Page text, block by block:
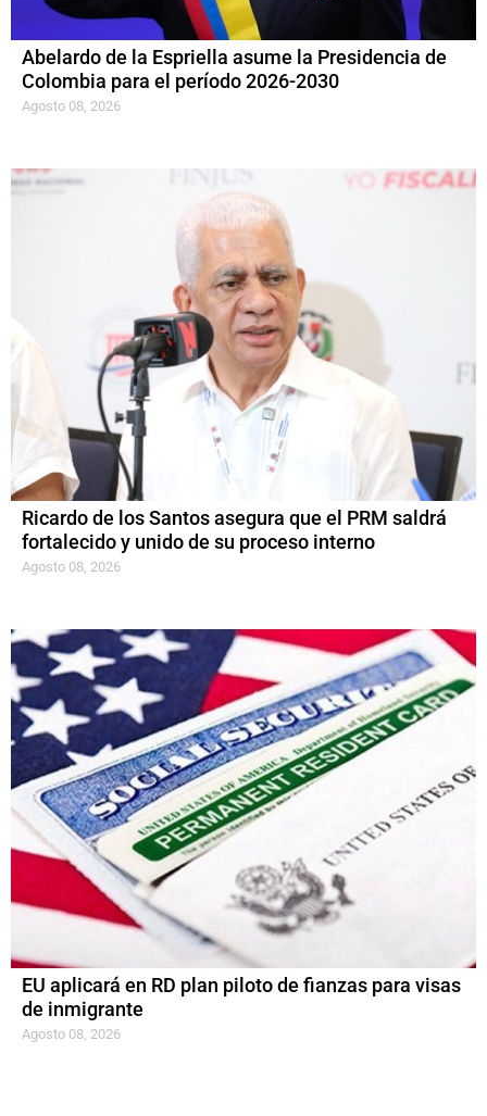
Abelardo de la Espriella asume la Presidencia de
Colombia para el período 2026-2030
Agosto 08, 2026
Ricardo de los Santos asegura que el PRM saldrá
fortalecido y unido de su proceso interno
Agosto 08, 2026
EU aplicará en RD plan piloto de fianzas para visas
de inmigrante
Agosto 08, 2026